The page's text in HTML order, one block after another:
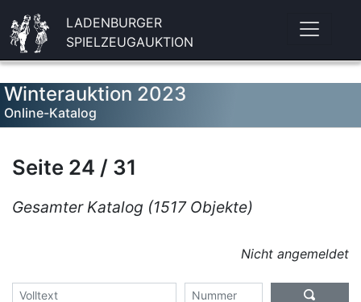
LADENBURGER
SPIELZEUGAUKTION
Winterauktion 2023
Online-Katalog
Seite 24 / 31
Gesamter Katalog (1517 Objekte)
Nicht angemeldet